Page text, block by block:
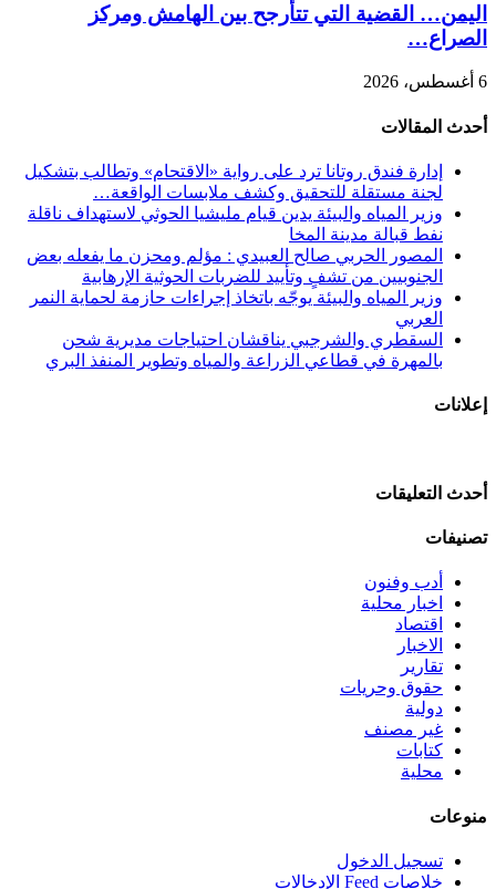
اليمن… القضية التي تتأرجح بين الهامش ومركز
الصراع…
6 أغسطس، 2026
أحدث المقالات
إدارة فندق روتانا ترد على رواية «الاقتحام» وتطالب بتشكيل
لجنة مستقلة للتحقيق وكشف ملابسات الواقعة…
وزير المياه والبيئة يدين قيام مليشيا الحوثي لاستهداف ناقلة
نفط قبالة مدينة المخا
المصور الحربي صالح العبيدي : مؤلم ومحزن ما يفعله بعض
الجنوبيين من تشفٍ وتأييد للضربات الحوثية الإرهابية
وزير المياه والبيئة يوجّه باتخاذ إجراءات حازمة لحماية النمر
العربي
السقطري والشرجبي يناقشان احتياجات مديرية شحن
بالمهرة في قطاعي الزراعة والمياه وتطوير المنفذ البري
إعلانات
أحدث التعليقات
تصنيفات
أدب وفنون
اخبار محلية
اقتصاد
الاخبار
تقارير
حقوق وحريات
دولية
غير مصنف
كتابات
محلية
منوعات
تسجيل الدخول
خلاصات Feed الإدخالات